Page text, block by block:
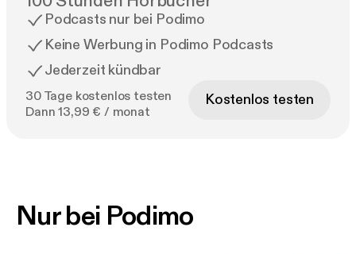
Podcasts nur bei Podimo
Keine Werbung in Podimo Podcasts
Jederzeit kündbar
30 Tage kostenlos testen
Dann 13,99 € / monat
Kostenlos testen
Nur bei Podimo